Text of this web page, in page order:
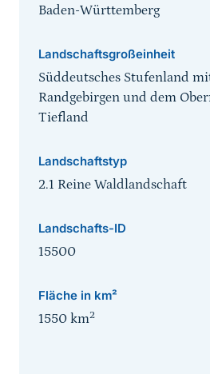
Baden-Württemberg
Landschaftsgroßeinheit
Süddeutsches Stufenland
Randgebirgen und dem
Tiefland
Landschaftstyp
2.1 Reine Waldlandschaft
Landschafts-ID
15500
Fläche in km²
1550 km2